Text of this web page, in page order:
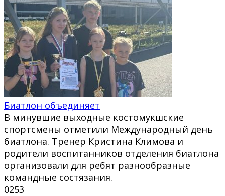
Биатлон объединяет
В минувшие выходные костомукшские
спортсмены отметили Международный день
биатлона. Тренер Кристина Климова и
родители воспитанников отделения биатлона
организовали для ребят разнообразные
командные состязания.
0253